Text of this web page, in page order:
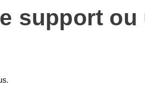
support ou